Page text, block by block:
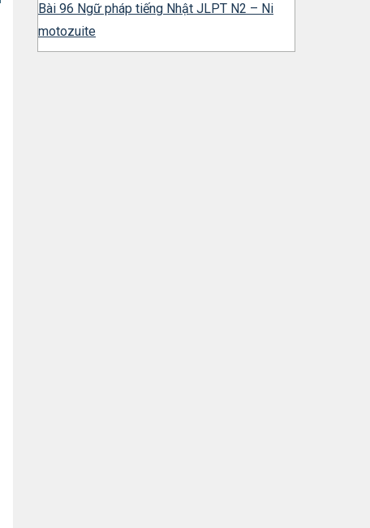
Bài 96 Ngữ pháp tiếng Nhật JLPT N2 – Ni
motozuite